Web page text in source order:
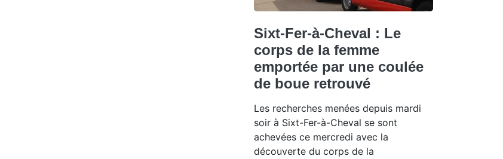
Sixt-Fer-à-Cheval : Le
corps de la femme
emportée par une coulée
de boue retrouvé
Les recherches menées depuis mardi
soir à Sixt-Fer-à-Cheval se sont
achevées ce mercredi avec la
découverte du corps de la